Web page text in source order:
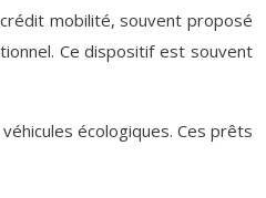
mobilité, souvent proposé
Ce dispositif est souvent
écologiques. Ces prêts